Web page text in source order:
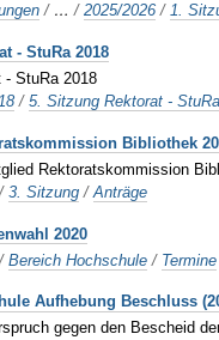
/ …/2025/2026 /1.
- StuRa 2018
- StuRa 2018
/5. Sitzung Rektorat -
Bibliothek
Rektoratskommission
/3. Sitzung /Anträge
2020
/Bereich Hochschule / Termine
Aufhebung Beschluss
gegen den Bescheid